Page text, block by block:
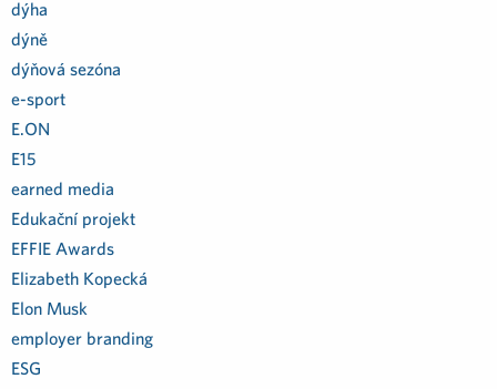
dýha
dýně
dýňová sezóna
e-sport
E.ON
E15
earned media
Edukační projekt
EFFIE Awards
Elizabeth Kopecká
Elon Musk
employer branding
ESG